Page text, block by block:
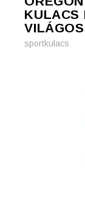
KULACS
sportkulacs